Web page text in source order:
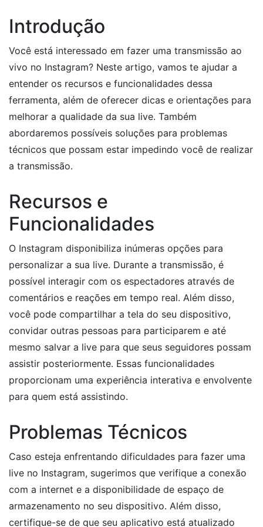
Introdução
Você está interessado em fazer uma transmissão ao
vivo no Instagram? Neste artigo, vamos te ajudar a
entender os recursos e funcionalidades dessa
ferramenta, além de oferecer dicas e orientações para
melhorar a qualidade da sua live. Também
abordaremos possíveis soluções para problemas
técnicos que possam estar impedindo você de realizar
a transmissão.
Recursos e
Funcionalidades
O Instagram disponibiliza inúmeras opções para
personalizar a sua live. Durante a transmissão, é
possível interagir com os espectadores através de
comentários e reações em tempo real. Além disso,
você pode compartilhar a tela do seu dispositivo,
convidar outras pessoas para participarem e até
mesmo salvar a live para que seus seguidores possam
assistir posteriormente. Essas funcionalidades
proporcionam uma experiência interativa e envolvente
para quem está assistindo.
Problemas Técnicos
Caso esteja enfrentando dificuldades para fazer uma
live no Instagram, sugerimos que verifique a conexão
com a internet e a disponibilidade de espaço de
armazenamento no seu dispositivo. Além disso,
certifique-se de que seu aplicativo está atualizado